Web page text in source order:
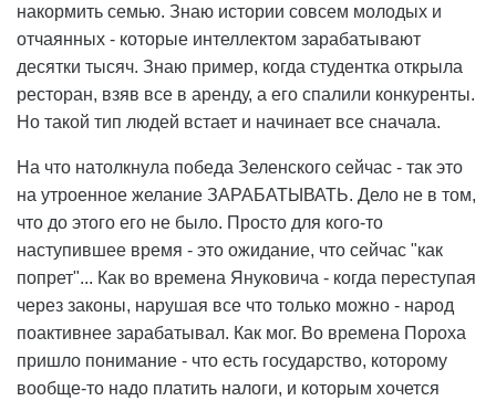
накормить семью. Знаю истории совсем молодых и
отчаянных - которые интеллектом зарабатывают
десятки тысяч. Знаю пример, когда студентка открыла
ресторан, взяв все в аренду, а его спалили конкуренты.
Но такой тип людей встает и начинает все сначала.
На что натолкнула победа Зеленского сейчас - так это
на утроенное желание ЗАРАБАТЫВАТЬ. Дело не в том,
что до этого его не было. Просто для кого-то
наступившее время - это ожидание, что сейчас "как
попрет"... Как во времена Януковича - когда переступая
через законы, нарушая все что только можно - народ
поактивнее зарабатывал. Как мог. Во времена Пороха
пришло понимание - что есть государство, которому
вообще-то надо платить налоги, и которым хочется